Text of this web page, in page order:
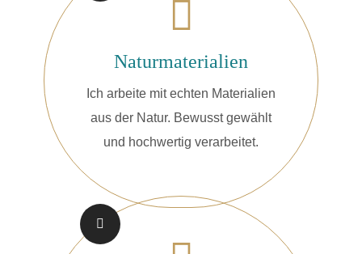
Naturmaterialien
Ich arbeite mit echten Materialien
aus der Natur. Bewusst gewählt
und hochwertig verarbeitet.